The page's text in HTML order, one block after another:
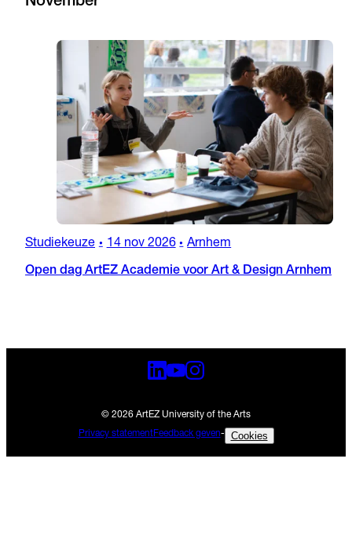
Studiekeuze • 14 nov 2026 • Arnhem
Open dag ArtEZ Academie voor Art & Design Arnhem
© 2026 ArtEZ University of the Arts
Privacy statementFeedback geven- Cookies